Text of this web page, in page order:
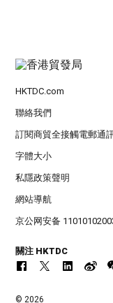
HKTDC.com
聯絡我們
訂閱商貿全接觸電郵通
字體大小
私隱政策聲明
網站導航
京公网安备
關注 HKTDC
© 2026